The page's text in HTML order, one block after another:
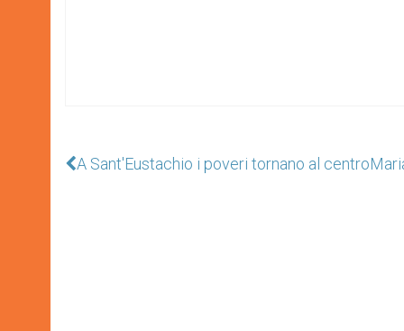
A Sant'Eustachio i poveri tornano al centro